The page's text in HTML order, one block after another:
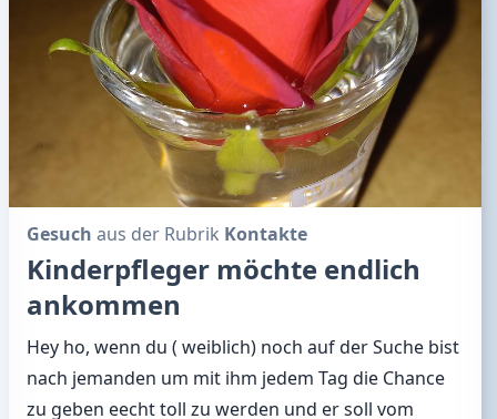
Gesuch aus der Rubrik Kontakte
Kinderpfleger möchte endlich
ankommen
Hey ho, wenn du ( weiblich) noch auf der Suche bist
nach jemanden um mit ihm jedem Tag die Chance
zu geben eecht toll zu werden und er soll vom